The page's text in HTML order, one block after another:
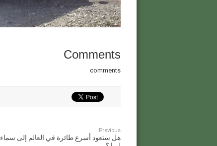
Comments
comments
Previous:
هل ستعود أسرع طائرة في العالم إلى سماء